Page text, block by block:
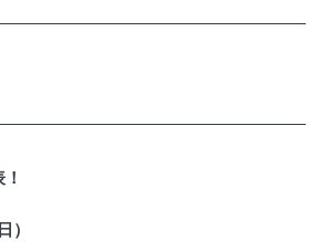
）